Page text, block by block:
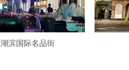
湖滨国际名品街